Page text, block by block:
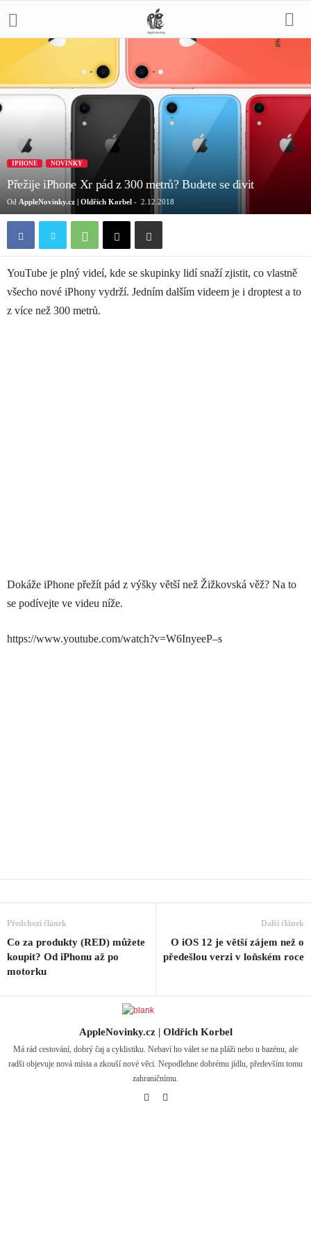
IPHONE NOVINKY
Přežije iPhone Xr pád z 300 metrů? Budete se divit
Od AppleNovinky.cz | Oldřich Korbel - 2.12.2018
YouTube je plný videí, kde se skupinky lidí snaží zjistit, co vlastně
všecho nové iPhony vydrží. Jedním dalším videem je i droptest a to
z více než 300 metrů.
Dokáže iPhone přežít pád z výšky větší než Žižkovská věž? Na to
se podívejte ve videu níže.
https://www.youtube.com/watch?v=W6InyeeP–s
Předchozí článek
Co za produkty (RED) můžete
koupit? Od iPhonu až po
motorku
Další článek
O iOS 12 je větší zájem než o
předešlou verzi v loňském roce
AppleNovinky.cz | Oldřich Korbel
Má rád cestování, dobrý čaj a cyklistiku. Nebaví ho válet se na pláži nebo u bazénu, ale
radši objevuje nová místa a zkouší nové věci. Nepodlehne dobrému jídlu, především tomu
zahraničnímu.